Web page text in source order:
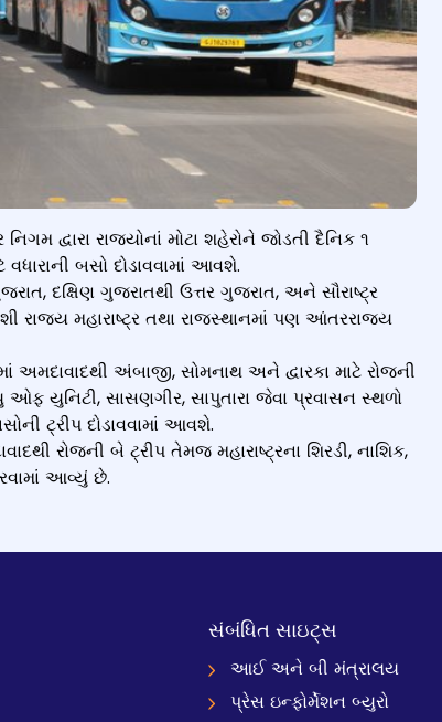
દ્વારા રાજ્યોનાં મોટા શહેરોને જોડતી દૈનિક ૧
બસો દોડાવવામાં આવશે.
દક્ષિણ ગુજરાતથી ઉત્તર ગુજરાત, અને સૌરાષ્ટ્ર
રાજ્ય મહારાષ્ટ્ર તથા રાજસ્થાનમાં પણ આંતરરાજ્ય
અમદાવાદથી અંબાજી, સોમનાથ અને દ્વારકા માટે રોજની
ઓફ યુનિટી, સાસણગીર, સાપુતારા જેવા પ્રવાસન સ્થળો
ટ્રીપ દોડાવવામાં આવશે.
રોજની બે ટ્રીપ તેમજ મહારાષ્ટ્રના શિરડી, નાશિક,
આવ્યું છે.
સંબંધિત સાઇટ્સ
આઈ અને બી મંત્રાલય
પ્રેસ ઇન્ફોર્મેશન બ્યુરો